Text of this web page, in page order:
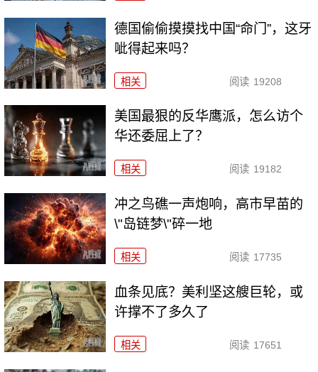
德国偷偷摸摸找中国“命门”，这牙
呲得起来吗？
相关 阅读 19208
美国最狠的反华鹰派，怎么访个
华还委屈上了？
相关 阅读 19182
冲之鸟礁一声炮响，高市早苗的
\"岛链梦\"碎一地
相关 阅读 17735
血条见底？美利坚这艘巨轮，或
许撑不了多久了
相关 阅读 17651